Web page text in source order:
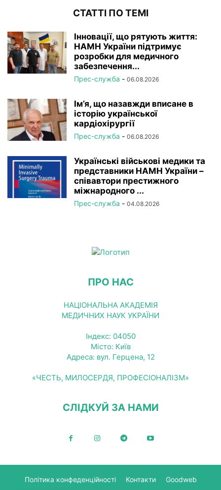
СТАТТІ ПО ТЕМІ
Інновації, що рятують життя:
НАМН України підтримує
розробки для медичного
забезпечення...
Прес-служба - 06.08.2026
Ім’я, що назавжди вписане в
історію української
кардіохірургії
Прес-служба - 06.08.2026
Українські військові медики та
представники НАМН України –
співавтори престижного
міжнародного ...
Прес-служба - 04.08.2026
ПРО НАС
НАЦІОНАЛЬНА АКАДЕМІЯ
МЕДИЧНИХ НАУК УКРАЇНИ
Індекс: 04050
Місто: Київ
Адреса: вул. Герцена, 12
«ЧЕСТЬ, МИЛОСЕРДЯ, ПРОФЕСІОНАЛІЗМ»
СЛІДКУЙ ЗА НАМИ
Політика конфеденційності Контакти Goodweb